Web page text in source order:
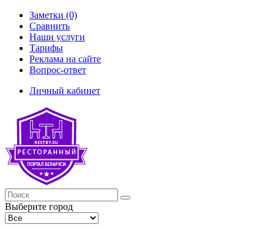
Заметки (0)
Сравнить
Наши услуги
Тарифы
Реклама на сайте
Вопрос-ответ
Личный кабинет
Выберите город